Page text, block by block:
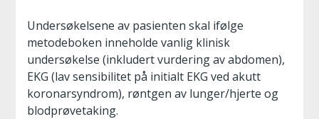
Undersøkelsene av pasienten skal ifølge
metodeboken inneholde vanlig klinisk
undersøkelse (inkludert vurdering av abdomen),
EKG (lav sensibilitet på initialt EKG ved akutt
koronarsyndrom), røntgen av lunger/hjerte og
blodprøvetaking.